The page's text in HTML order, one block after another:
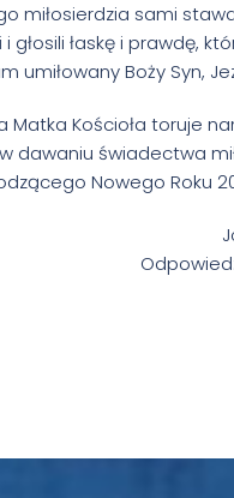
miłosierdzia sami
głosili łaskę i prawdę,
umiłowany Boży Syn,
Matka Kościoła toruje
dawaniu świadectwa
Nowego Roku